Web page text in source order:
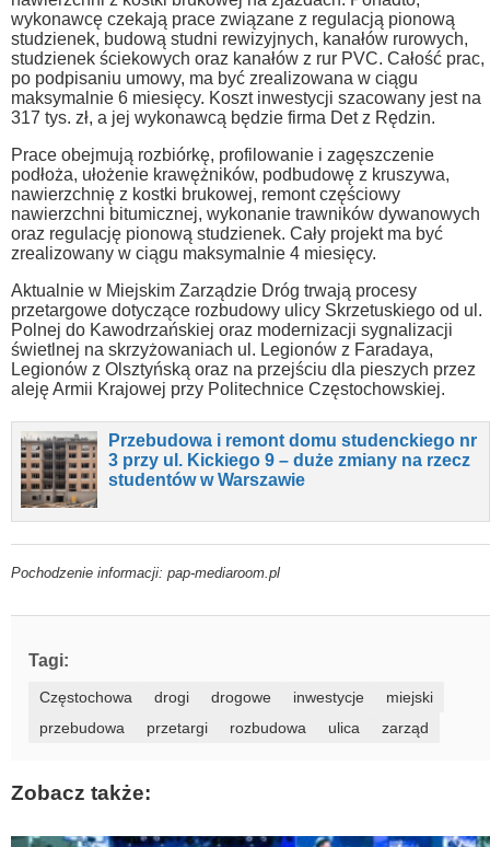
wykonawcę czekają prace związane z regulacją pionową
studzienek, budową studni rewizyjnych, kanałów rurowych,
studzienek ściekowych oraz kanałów z rur PVC. Całość prac,
po podpisaniu umowy, ma być zrealizowana w ciągu
maksymalnie 6 miesięcy. Koszt inwestycji szacowany jest na
317 tys. zł, a jej wykonawcą będzie firma Det z Rędzin.
Prace obejmują rozbiórkę, profilowanie i zagęszczenie
podłoża, ułożenie krawężników, podbudowę z kruszywa,
nawierzchnię z kostki brukowej, remont częściowy
nawierzchni bitumicznej, wykonanie trawników dywanowych
oraz regulację pionową studzienek. Cały projekt ma być
zrealizowany w ciągu maksymalnie 4 miesięcy.
Aktualnie w Miejskim Zarządzie Dróg trwają procesy
przetargowe dotyczące rozbudowy ulicy Skrzetuskiego od ul.
Polnej do Kawodrzańskiej oraz modernizacji sygnalizacji
świetlnej na skrzyżowaniach ul. Legionów z Faradaya,
Legionów z Olsztyńską oraz na przejściu dla pieszych przez
aleję Armii Krajowej przy Politechnice Częstochowskiej.
Przebudowa i remont domu studenckiego nr
3 przy ul. Kickiego 9 – duże zmiany na rzecz
studentów w Warszawie
Pochodzenie informacji: pap-mediaroom.pl
Tagi:
Częstochowa drogi drogowe inwestycje
miejski
przebudowa
przetargi rozbudowa ulica zarząd
Zobacz także: